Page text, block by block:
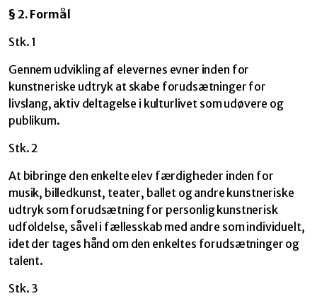
§ 2. Formål
Stk. 1
Gennem udvikling af elevernes evner inden for
kunstneriske udtryk at skabe forudsætninger for
livslang, aktiv deltagelse i kulturlivet som udøvere og
publikum.
Stk. 2
At bibringe den enkelte elev færdigheder inden for
musik, billedkunst, teater, ballet og andre kunstneriske
udtryk som forudsætning for personlig kunstnerisk
udfoldelse, såvel i fællesskab med andre som individuelt,
idet der tages hånd om den enkeltes forudsætninger og
talent.
Stk. 3